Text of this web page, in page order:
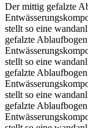
Der mittig gefalzte
stellt so eine
gefalzte
stellt so eine
gefalzte
stellt so eine
gefalzte